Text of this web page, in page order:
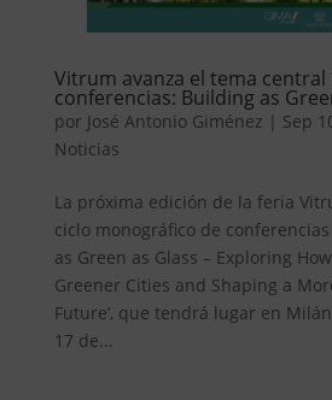
Vitrum avanza el tema central
conferencias: Building as
por José Antonio Giménez | Sep
Noticias
La próxima edición de la feria
ciclo monográfico de
as Green as Glass – Exploring
Greener Cities and Shaping a
Future’, que tendrá lugar en
17 de...